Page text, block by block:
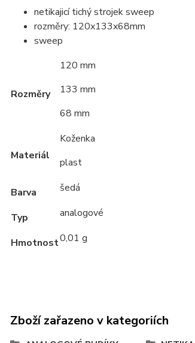
netikajicí tichý strojek sweep
rozměry: 120x133x68mm
sweep
Rozměry
120 mm
133 mm
68 mm
Materiál
Koženka
plast
Barva šedá
Typ analogové
Hmotnost0,01 g
Zboží zařazeno v kategoriích